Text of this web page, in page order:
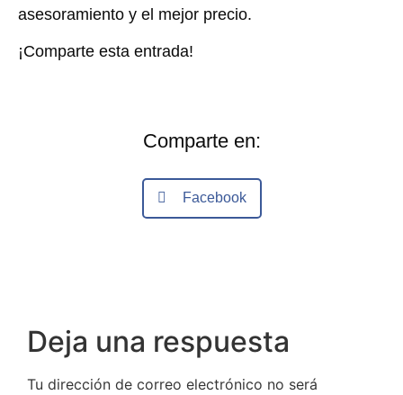
asesoramiento y el mejor precio.
¡Comparte esta entrada!
Comparte en:
Facebook
Deja una respuesta
Tu dirección de correo electrónico no será